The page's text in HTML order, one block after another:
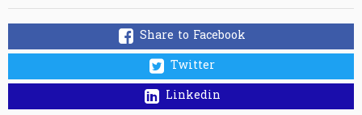
Share to Facebook
Twitter
Linkedin